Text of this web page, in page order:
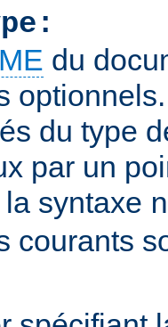
du
du type
par un
syntaxe
courants